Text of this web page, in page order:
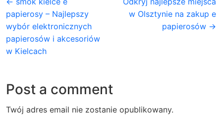
papierosy – Najlepszy
wybór elektronicznych
papierosów i akcesoriów
w Kielcach
w Olsztynie na zakup e
papierosów →
Post a comment
Twój adres email nie zostanie opublikowany.